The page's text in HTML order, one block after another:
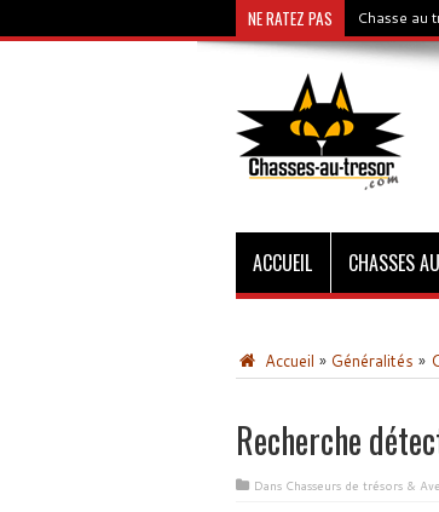
NE RATEZ PAS Chasse au
ACCUEIL CHASSES
Accueil » Généralités »
Recherche
Dans Chasseurs de trésors &